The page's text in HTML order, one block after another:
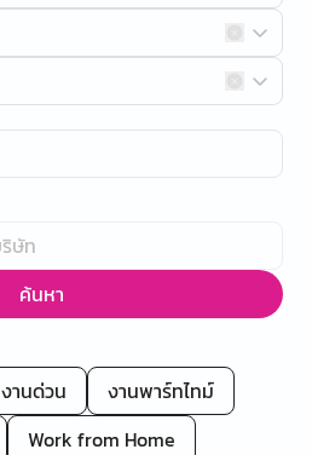
ค้นหา
งานด่วน
งานพาร์ทไทม์
Work from Home